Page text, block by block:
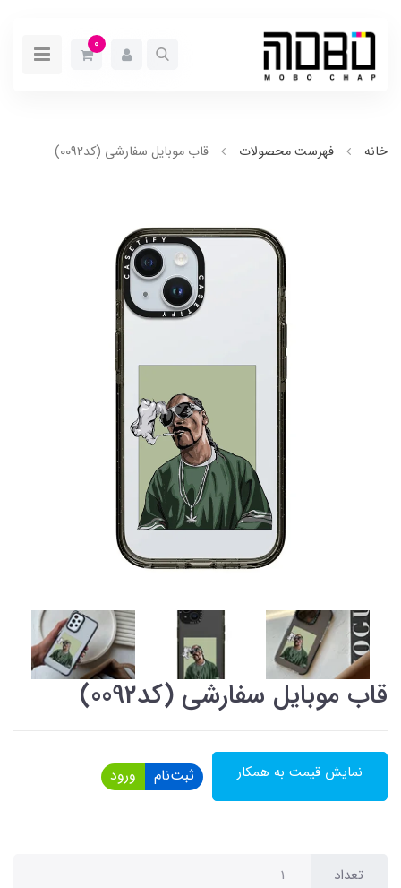
0
خانه فهرست محصولات قاب موبایل سفارشی (کد0092)
قاب موبایل سفارشی (کد0092)
نمایش قیمت به همکار ثبت‌نام ورود
تعداد